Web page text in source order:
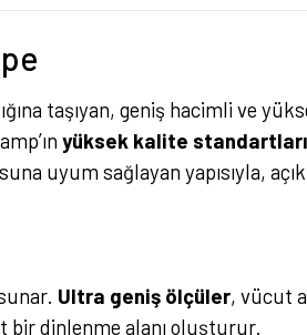
taşıyan, geniş hacimli ve
yüksek kalite standartları
uyum sağlayan yapısıyla,
Ultra geniş ölçüler, vücut
dinlenme alanı oluşturur.